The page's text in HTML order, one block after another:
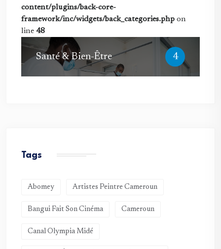
content/plugins/back-core-
framework/inc/widgets/back_categories.php on
line 48
Santé & Bien-Être 4
Tags
Abomey Artistes Peintre Cameroun
Bangui Fait Son Cinéma Cameroun
Canal Olympia Midé